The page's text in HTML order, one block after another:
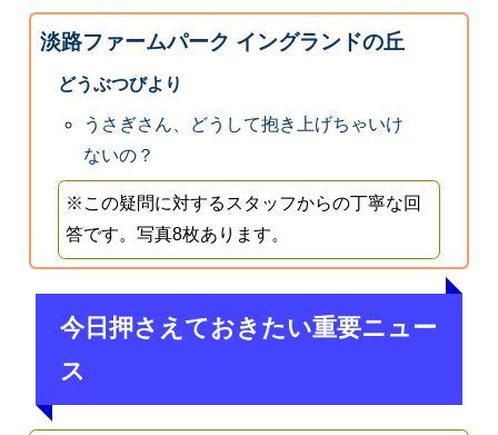
淡路ファームパーク イングランドの丘
どうぶつびより
うさぎさん、どうして抱き上げちゃいけ
ないの？
※この疑問に対するスタッフからの丁寧な回
答です。写真8枚あります。
今日押さえておきたい重要ニュー
ス